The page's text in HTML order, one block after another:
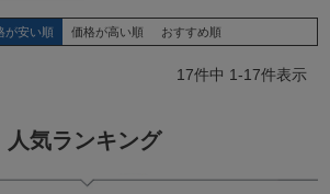
が安い順 価格が高い順 おすすめ順
17件中 1-17件表示
人気ランキング